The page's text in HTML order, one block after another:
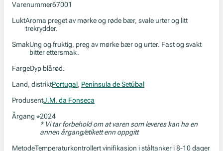
Varenummer67001
LuktAroma preget av mørke og røde bær, svale urter og litt
trekrydder.
SmakUng og fruktig, preg av mørke bær og urter. Fast og svakt
bitter ettersmak.
FargeDyp blårød.
Land, distriktPortugal, Península de Setúbal
ProdusentJ.M. da Fonseca
Årgang *2024
* Vi tar forbehold om at varen som leveres kan ha en
annen årgang/etikett enn oppgitt
MetodeTemperaturkontrollert vinifikasjon i ståltanker i 8-10 dager